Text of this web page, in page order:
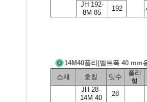
JH 192-
8M 85
192
14M40풀리(벨트폭 40 mm
소재
호칭 잇수
풀리
형
JH 28-
14M 40
28